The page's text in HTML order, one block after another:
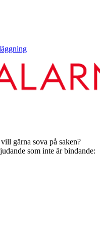
gärna sova på saken?
som inte är bindande: